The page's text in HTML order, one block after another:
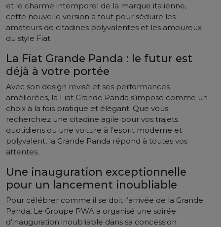
et le charme intemporel de la marque italienne,
cette nouvelle version a tout pour séduire les
amateurs de citadines polyvalentes et les amoureux
du style Fiat.
La Fiat Grande Panda : le futur est
déjà à votre portée
Avec son design revisé et ses performances
améliorées, la Fiat Grande Panda s’impose comme un
choix à la fois pratique et élégant. Que vous
recherchiez une citadine agile pour vos trajets
quotidiens ou une voiture à l’esprit moderne et
polyvalent, la Grande Panda répond à toutes vos
attentes.
Une inauguration exceptionnelle
pour un lancement inoubliable
Pour célébrer comme il se doit l’arrivée de la Grande
Panda, Le Groupe PWA a organisé une soirée
d’inauguration inoubliable dans sa concession